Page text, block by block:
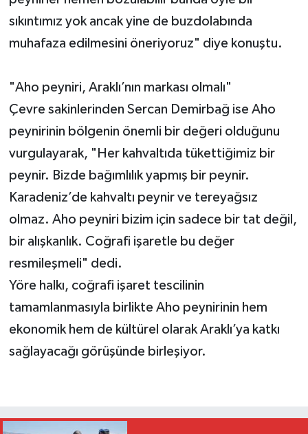
sıkıntımız yok ancak yine de buzdolabında
muhafaza edilmesini öneriyoruz" diye konuştu.
"Aho peyniri, Araklı’nın markası olmalı"
Çevre sakinlerinden Sercan Demirbağ ise Aho
peynirinin bölgenin önemli bir değeri olduğunu
vurgulayarak, "Her kahvaltıda tükettiğimiz bir
peynir. Bizde bağımlılık yapmış bir peynir.
Karadeniz’de kahvaltı peynir ve tereyağsız
olmaz. Aho peyniri bizim için sadece bir tat değil,
bir alışkanlık. Coğrafi işaretle bu değer
resmileşmeli" dedi.
Yöre halkı, coğrafi işaret tescilinin
tamamlanmasıyla birlikte Aho peynirinin hem
ekonomik hem de kültürel olarak Araklı’ya katkı
sağlayacağı görüşünde birleşiyor.